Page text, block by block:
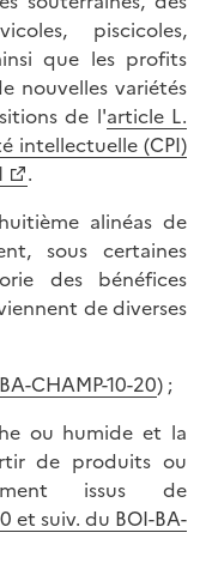
piscicoles,
que les profits
nouvelles variétés
de l'article L.
intellectuelle (CPI)
.
alinéas de
sous certaines
des bénéfices
de diverses
CHAMP-10-20) ;
ou humide et la
de produits ou
issus de
et suiv. du BOI-BA-